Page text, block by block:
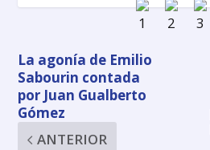
La agonía de Emilio
Sabourin contada
por Juan Gualberto
Gómez
ANTERIOR